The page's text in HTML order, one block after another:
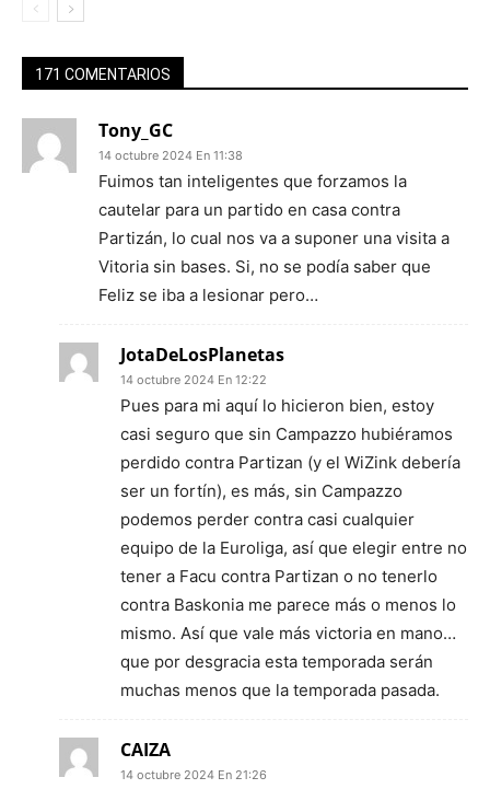
171 COMENTARIOS
Tony_GC
14 octubre 2024 En 11:38
Fuimos tan inteligentes que forzamos la
cautelar para un partido en casa contra
Partizán, lo cual nos va a suponer una visita a
Vitoria sin bases. Si, no se podía saber que
Feliz se iba a lesionar pero…
JotaDeLosPlanetas
14 octubre 2024 En 12:22
Pues para mi aquí lo hicieron bien, estoy
casi seguro que sin Campazzo hubiéramos
perdido contra Partizan (y el WiZink debería
ser un fortín), es más, sin Campazzo
podemos perder contra casi cualquier
equipo de la Euroliga, así que elegir entre no
tener a Facu contra Partizan o no tenerlo
contra Baskonia me parece más o menos lo
mismo. Así que vale más victoria en mano…
que por desgracia esta temporada serán
muchas menos que la temporada pasada.
CAIZA
14 octubre 2024 En 21:26